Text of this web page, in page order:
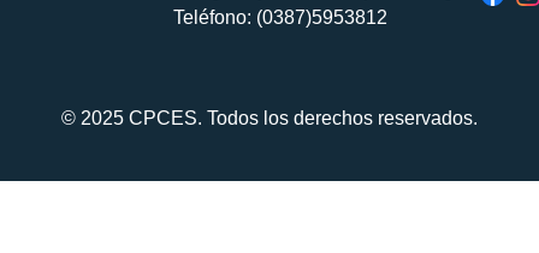
Teléfono: (0387)5953812
© 2025 CPCES. Todos los derechos reservados.